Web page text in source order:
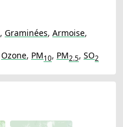
, Graminées, Armoise,
Ozone, PM10, PM2.5, SO2